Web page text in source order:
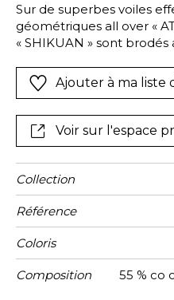
Sur de superbes voiles
géométriques all over «
« SHIKUAN » sont
voilages confectionnés
bio présentent une
dans des coloris très
Ajouter à ma liste
Voir sur l'espace
Collection
Référence
Coloris
Composition
55 % co